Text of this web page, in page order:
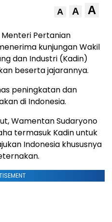
A A A
Menteri Pertanian
kunjungan Wakil
dan Industri (Kadin)
beserta jajarannya.
peningkatan dan
di Indonesia.
Wamentan Sudaryono
termasuk Kadin untuk
Indonesia khususnya